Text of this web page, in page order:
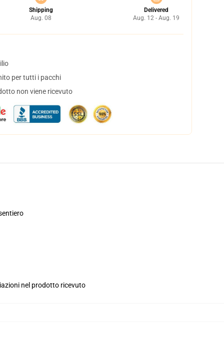
Shipping
Aug. 08
Delivered
Aug. 12 - Aug. 19
per tutti i pacchi
non viene ricevuto
nel prodotto ricevuto